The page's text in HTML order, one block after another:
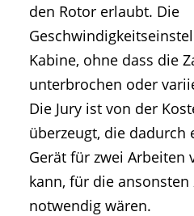
den Rotor erlaubt. Die
Kabine, ohne dass die
unterbrochen oder
Die Jury ist von der
überzeugt, die dadurch
Gerät für zwei Arbeiten
kann, für die ansonsten
notwendig wären.